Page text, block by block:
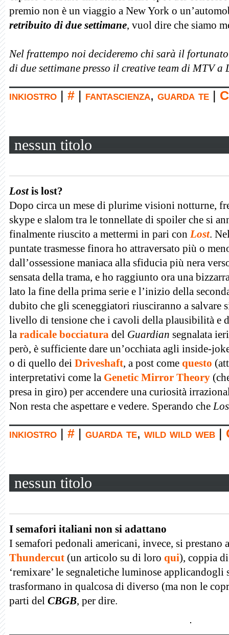
premio non è un viaggio a New York o
retribuito di due settimane, vuol dire che siamo
Nel frattempo noi decideremo chi sarà il
di due settimane presso il creative team di MTV a
inkiostro # fantascienza, guarda te
nessun titolo
Lostis lost?
Dopo circa un mese di plurime visioni notturne,
skype e slalom tra le tonnellate di spoiler che si
finalmente riuscito a mettermi in pari con Lost.
puntate trasmesse finora ho attraversato più o
dall’ossessione maniaca alla sfiducia più nera
sensata della trama, e ho raggiunto ora una
lato la fine della prima serie e l’inizio della
dubito che gli sceneggiatori riusciranno a salvare
livello di tensione che i cavoli della plausibilità e
la radicale bocciatura del Guardian segnalata
però, è sufficiente dare un’occhiata agli inside-
o di quello dei Driveshaft, a post come questo
interpretativi come la Genetic Mirror Theory
presa in giro) per accendere una curiosità
Non resta che aspettare e vedere. Sperando che
inkiostro # guarda te, wild wild web
nessun titolo
I semafori italiani non si adattano
I semafori pedonali americani, invece, si prestano
Thundercut (un articolo su di loro qui), coppia
‘remixare’ le segnaletiche luminose applicandogli
trasformano in qualcosa di diverso (ma non le
parti del CBGB, per dire.